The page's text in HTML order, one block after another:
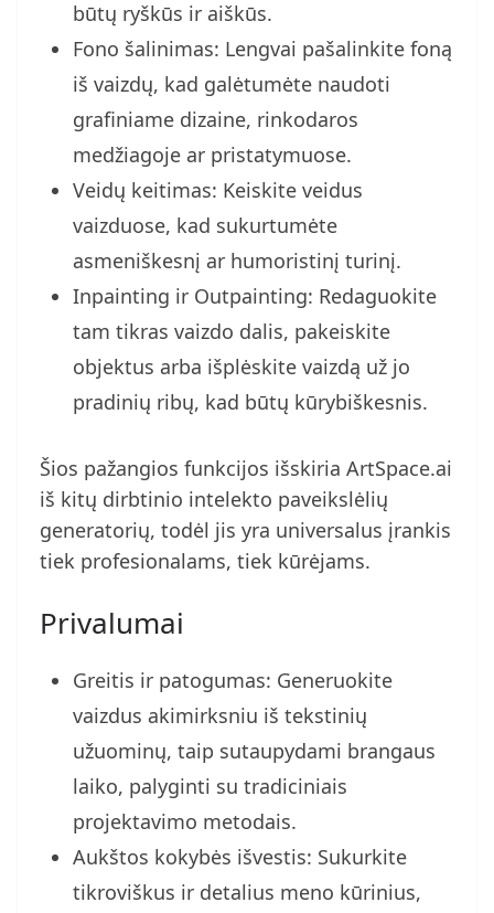
būtų ryškūs ir aiškūs.
Fono šalinimas: Lengvai pašalinkite foną
iš vaizdų, kad galėtumėte naudoti
grafiniame dizaine, rinkodaros
medžiagoje ar pristatymuose.
Veidų keitimas: Keiskite veidus
vaizduose, kad sukurtumėte
asmeniškesnį ar humoristinį turinį.
Inpainting ir Outpainting: Redaguokite
tam tikras vaizdo dalis, pakeiskite
objektus arba išplėskite vaizdą už jo
pradinių ribų, kad būtų kūrybiškesnis.
Šios pažangios funkcijos išskiria ArtSpace.ai
iš kitų dirbtinio intelekto paveikslėlių
generatorių, todėl jis yra universalus įrankis
tiek profesionalams, tiek kūrėjams.
Privalumai
Greitis ir patogumas: Generuokite
vaizdus akimirksniu iš tekstinių
užuominų, taip sutaupydami brangaus
laiko, palyginti su tradiciniais
projektavimo metodais.
Aukštos kokybės išvestis: Sukurkite
tikroviškus ir detalius meno kūrinius,